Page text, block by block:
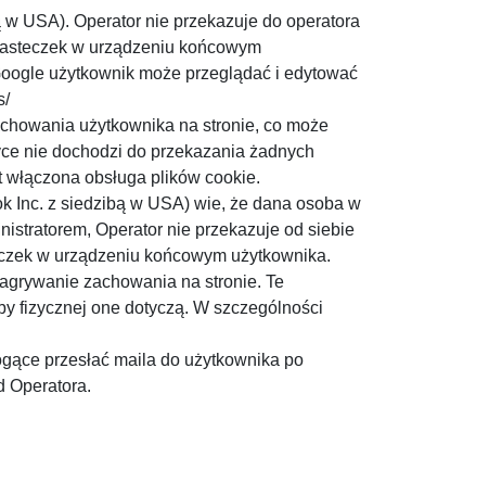
USA). Operator nie przekazuje do operatora
w urządzeniu końcowym
użytkownik może przeglądać i edytować
użytkownika na stronie, co może
nie dochodzi do przekazania żadnych
obsługa plików cookie.
Inc. z siedzibą w USA) wie, że dana osoba w
Operator nie przekazuje od siebie
w urządzeniu końcowym użytkownika.
zachowania na stronie. Te
fizycznej one dotyczą. W szczególności
przesłać maila do użytkownika po
Operatora.